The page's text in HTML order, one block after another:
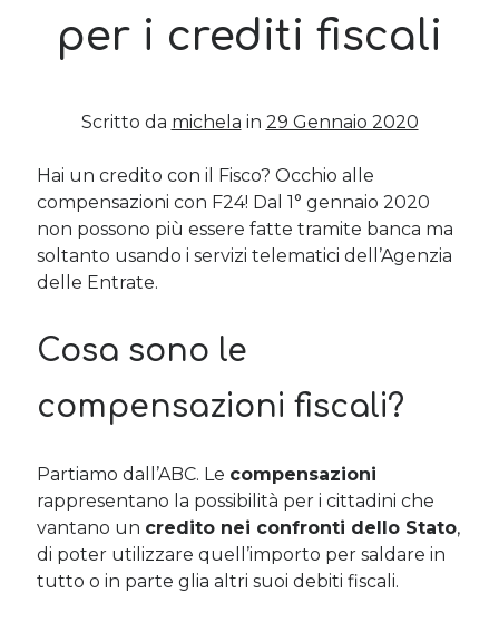
Post più recenti
29 Maggio 2026
11 Febbraio 2025
Come ho fatto Educazione Finanziaria nei soggiorni estivi per
bambini e ragazzi
12 Gennaio 2024
Del 2023 e di come la mia famiglia sta affrontando la sclerosi
multipla
12 Settembre 2022
AngelasuDel 2023 e di come la mia famiglia sta affrontando la
sclerosi multipla
su
Del 2023 e di come la mia famiglia sta affrontando la
sclerosi multipla
michelasu
Del 2023 e di come la mia famiglia sta affrontando la
sclerosi multipla
per i crediti fiscali
Scritto da michela in 29 Gennaio 2020
Hai un credito con il Fisco? Occhio alle
compensazioni con F24! Dal 1° gennaio 2020
non possono più essere fatte tramite banca ma
soltanto usando i servizi telematici dell’Agenzia
delle Entrate.
Cosa sono le
compensazioni fiscali?
Partiamo dall’ABC. Le compensazioni
rappresentano la possibilità per i cittadini che
vantano un credito nei confronti dello Stato,
di poter utilizzare quell’importo per saldare in
tutto o in parte glia altri suoi debiti fiscali.